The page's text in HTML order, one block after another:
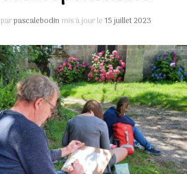
parpascalebodin mis à jour le15 juillet 2023